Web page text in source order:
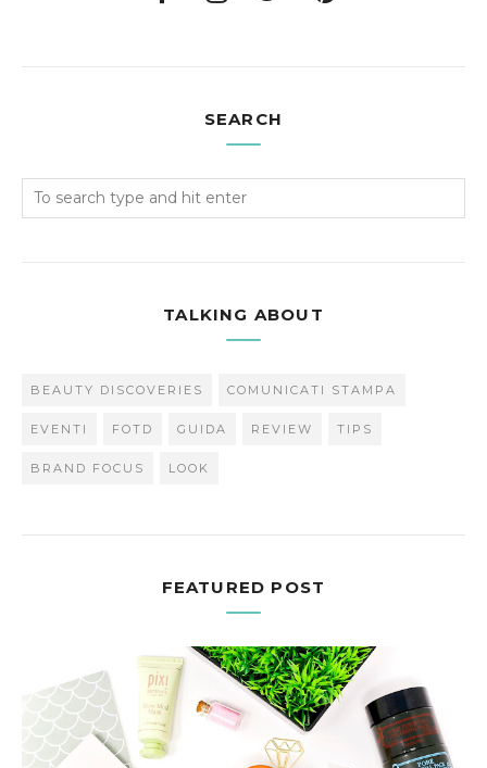
SEARCH
TALKING ABOUT
BEAUTY DISCOVERIES COMUNICATI STAMPA
EVENTI FOTD GUIDA REVIEW TIPS
BRAND FOCUS LOOK
FEATURED POST